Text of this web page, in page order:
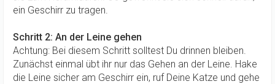
ein Geschirr zu tragen.
Schritt 2: An der Leine gehen
Achtung: Bei diesem Schritt solltest Du drinnen bleiben.
Zunächst einmal übt ihr nur das Gehen an der Leine. Hake
die Leine sicher am Geschirr ein, ruf Deine Katze und gehe